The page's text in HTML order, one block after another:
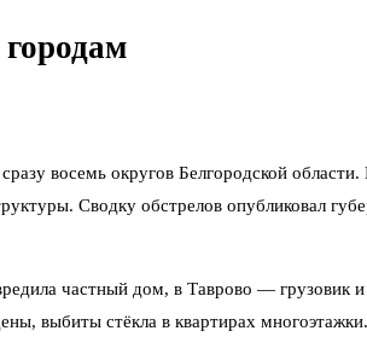
восемь округов Белгородской
Сводку обстрелов опубликовал
частный дом, в Таврово — грузовик и
выбиты стёкла в квартирах